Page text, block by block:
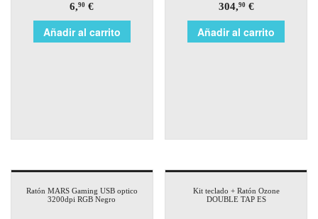
6,90 €
Añadir al carrito
304,90€
Añadir al carrito
Ratón MARS Gaming USB optico
3200dpi RGB Negro
Kit teclado + Ratón Ozone
DOUBLE TAP ES